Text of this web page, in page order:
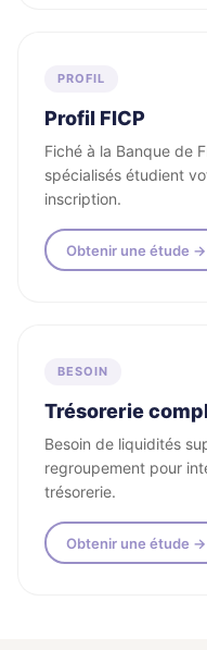
PROFIL
Profil FICP
Fiché à la Banque de
spécialisés étudient
inscription.
Obtenir une étude →
BESOIN
Trésorerie
Besoin de liquidités
regroupement pour
trésorerie.
Obtenir une étude →